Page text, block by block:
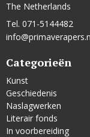
The Netherlands
Tel. 071-5144482
Categorieën
Kunst
Geschiedenis
Naslagwerken
Literair fonds
In voorbereiding